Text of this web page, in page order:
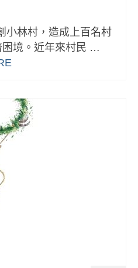
小林村，造成上百名村
困境。近年來村民 …